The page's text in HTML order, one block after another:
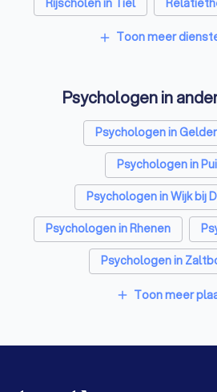
Belastingadviseurs
Diëtisten in
add Toon meer
Psychologen in
Psychologen in
Psychologen in
Psychologen in Wijk bij
Psychologen in Rhenen
Psychologen in
Psychologen in
add Toon meer